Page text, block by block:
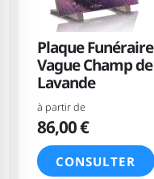
Plaque Funéraire
Vague Champ de
Lavande
à partir de
86,00 €
CONSULTER